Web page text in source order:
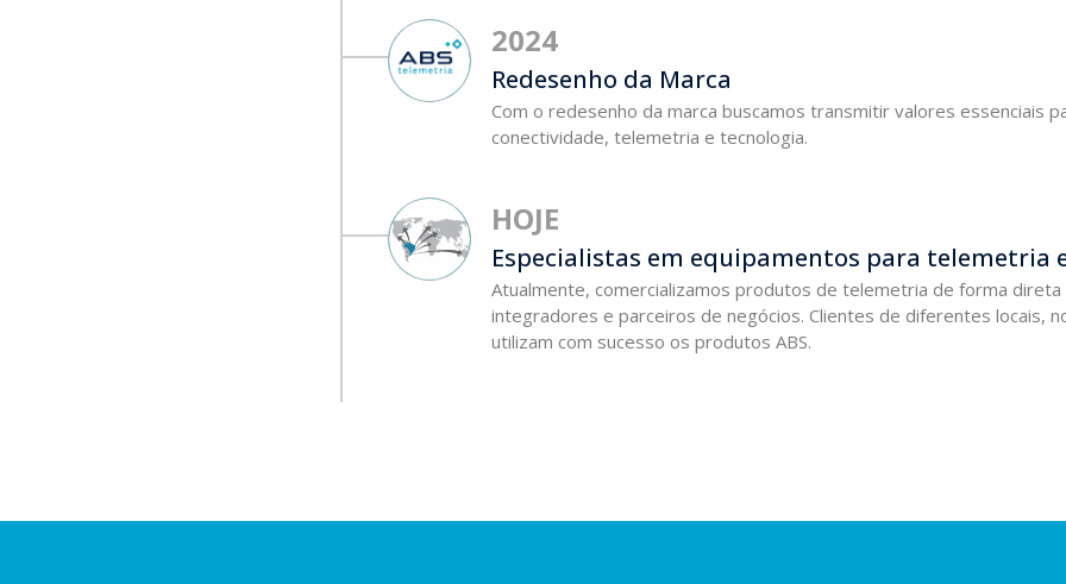
2024
Redesenho da Marca
Com o redesenho da marca buscamos transmitir valores essenciais
conectividade, telemetria e tecnologia.
HOJE
Especialistas em equipamentos para telemetria
Atualmente, comercializamos produtos de telemetria de forma
integradores e parceiros de negócios. Clientes de diferentes locais,
utilizam com sucesso os produtos ABS.